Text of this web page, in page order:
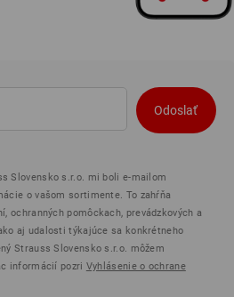
Odoslať
Slovensko s.r.o. mi boli e-mailom
o vašom sortimente. To zahŕňa
ochranných pomôckach, prevádzkových a
aj udalosti týkajúce sa konkrétneho
Strauss Slovensko s.r.o. môžem
informácií pozri Vyhlásenie o ochrane